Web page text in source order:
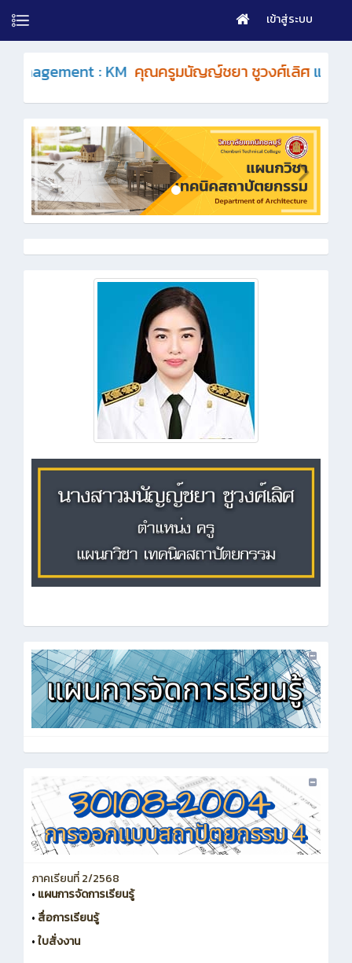
เข้าสู่ระบบ
: KMคุณครูมนัญญ์ชยา ชูวงศ์เลิศแผนกวิชาเ
ภาคเรียนที่ 2/2568
• แผนการจัดการเรียนรู้
• สื่อการเรียนรู้
•ใบสั่งงาน